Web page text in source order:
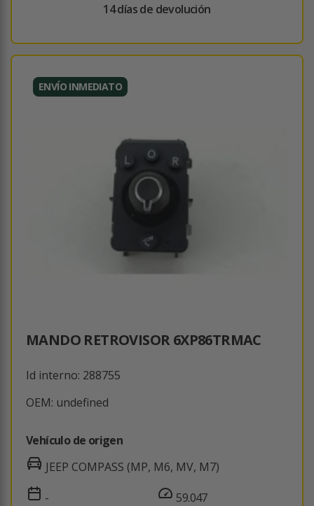
14 días de devolución
ENVÍO INMEDIATO
MANDO RETROVISOR 6XP86TRMAC
Id interno: 288755
OEM: undefined
Vehículo de origen
JEEP COMPASS (MP, M6, MV, M7)
-
59.047